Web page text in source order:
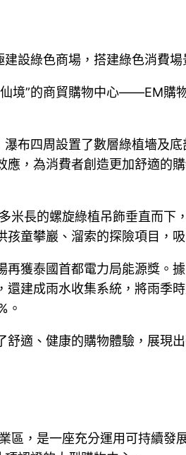
設綠色商場，搭建綠色消費場
境”的商貿購物中心——EM購
瀑布四周設置了數層綠植墻及
，為消費者創造更加舒適的
長的螺旋綠植吊飾垂直而下
童攀巖、溜索的探險項目，
獲泰國首都電力局能源獎。
建成雨水收集系統，將雨季
。
適、健康的購物體驗，展現
，是一座充分運用可持續